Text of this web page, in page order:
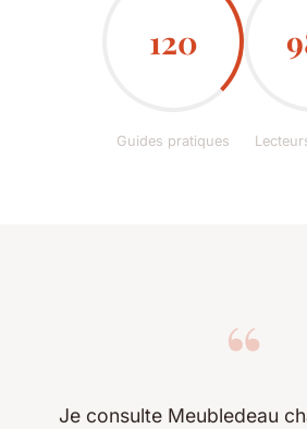
120
Guides pratiques
“
Je consulte Meubledeau